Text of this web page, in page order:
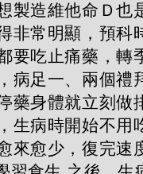
製造維他命Ｄ也
非常明顯，預科
要吃止痛藥，轉
病足一、兩個禮
藥身體就立刻做
生病時開始不用
來愈少，復完速